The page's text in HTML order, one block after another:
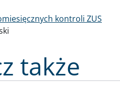
kontroli ZUS
także